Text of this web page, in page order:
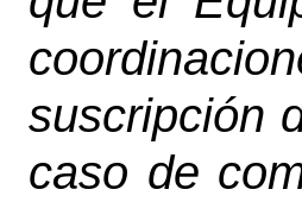
suscripción
caso de